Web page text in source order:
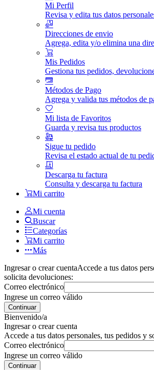
Mi Perfil
Revisa y edita tus datos
Direcciones de envio
Agrega, edita y/o elimina una
Mis Pedidos
Gestiona tus pedidos,
Métodos de Pago
Agrega y valida tus métodos de
Mi lista de Favoritos
Guarda y revisa tus productos
Sigue tu pedido
Revisa el estado actual de tu
Descarga tu factura
Consulta y descarga tu factura
Mi carrito
Mi cuenta
Buscar
Categorías
Mi carrito
Más
Ingresar o crear cuentaAccede a tus datos
solicita devoluciones:
Correo electrónico
Ingrese un correo válido
Continuar
Bienvenido/a
Ingresar o crear cuenta
Accede a tus datos personales, tus pedidos y
Correo electrónico
Ingrese un correo válido
Continuar